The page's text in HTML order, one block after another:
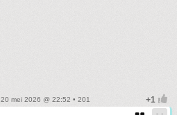
mei 2026 @ 22:52 • 201